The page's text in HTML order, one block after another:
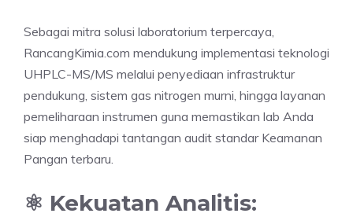
Sebagai mitra solusi laboratorium terpercaya,
RancangKimia.com mendukung implementasi teknologi
UHPLC-MS/MS melalui penyediaan infrastruktur
pendukung, sistem gas nitrogen murni, hingga layanan
pemeliharaan instrumen guna memastikan lab Anda
siap menghadapi tantangan audit standar Keamanan
Pangan terbaru.
⚛️ Kekuatan Analitis: